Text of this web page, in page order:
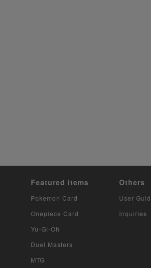
Featured items
Pokemon Card
Onepiece Card
Yu-Gi-Oh
Duel Masters
MTG
Others
User
Inquiries